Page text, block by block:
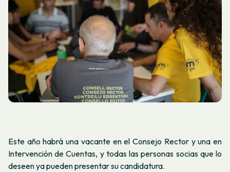
Este año habrá una vacante en el Consejo Rector y una en
Intervención de Cuentas, y todas las personas socias que lo
deseen ya pueden presentar su candidatura.